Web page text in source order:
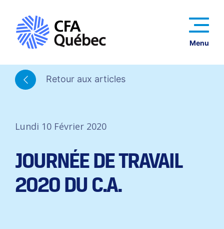
Menu
Retour aux articles
Lundi 10 Février 2020
JOURNÉE DE TRAVAIL
2020 DU C.A.